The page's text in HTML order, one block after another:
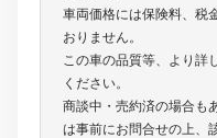
車両価格には保険料、税
おりません。
この車の品質等、より詳
ください。
商談中・売約済の場合も
は事前にお問合せの上、